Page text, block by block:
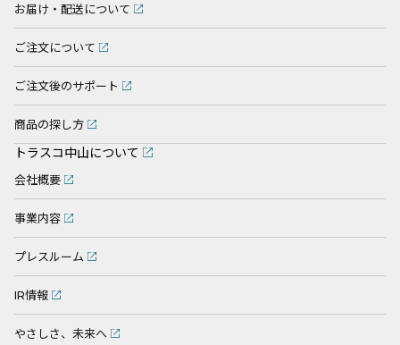
お届け・配送について
ご注文について
ご注文後のサポート
商品の探し方
トラスコ中山について
会社概要
事業内容
プレスルーム
IR情報
やさしさ、未来へ